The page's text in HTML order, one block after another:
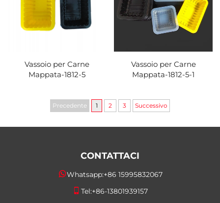
Vassoio per Carne
Mappata-1812-5
Vassoio per Carne
Mappata-1812-5-1
Precedente 1 2 3 Successivo
CONTATTACI
Whatsapp:+86 15995832067
Tel:+86-13801939157